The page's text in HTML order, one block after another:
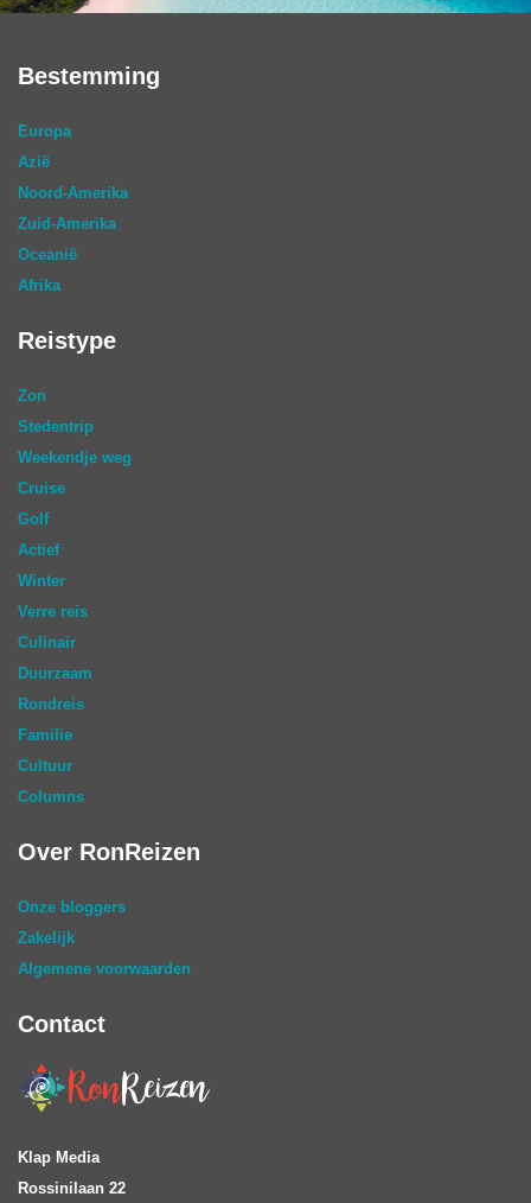
Bestemming
Europa
Azië
Noord-Amerika
Zuid-Amerika
Oceanië
Afrika
Reistype
Zon
Stedentrip
Weekendje weg
Cruise
Golf
Actief
Winter
Verre reis
Culinair
Duurzaam
Rondreis
Familie
Cultuur
Columns
Over RonReizen
Onze bloggers
Zakelijk
Algemene voorwaarden
Contact
Klap Media
Rossinilaan 22